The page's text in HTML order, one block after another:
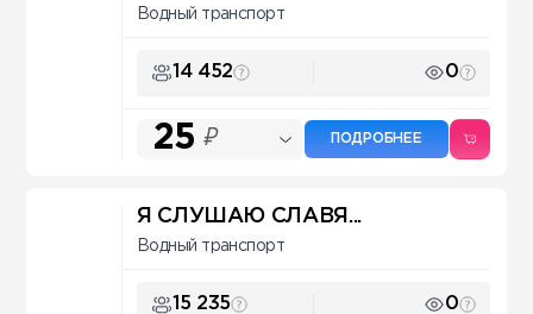
Водный транспорт
14 452 0
25 ₽ ПОДРОБНЕЕ
Я СЛУШАЮ СЛАВЯ...
Водный транспорт
15 235 0